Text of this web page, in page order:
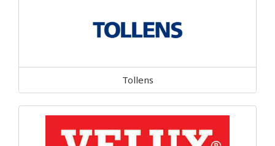
Tollens